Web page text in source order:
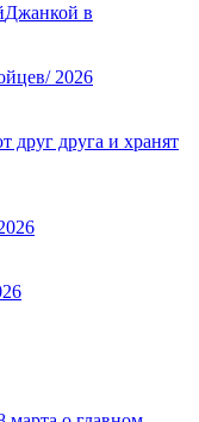
Джанкой в
2026
друг друга и хранят